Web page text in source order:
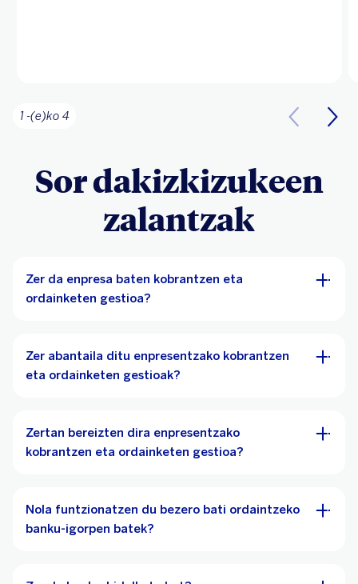
1 -(e)ko 4
Sor dakizkizukeen
zalantzak
Zer da enpresa baten kobrantzen eta
ordainketen gestioa?
Zer abantaila ditu enpresentzako kobrantzen
eta ordainketen gestioak?
Zertan bereizten dira enpresentzako
kobrantzen eta ordainketen gestioa?
Nola funtzionatzen du bezero bati ordaintzeko
banku-igorpen batek?